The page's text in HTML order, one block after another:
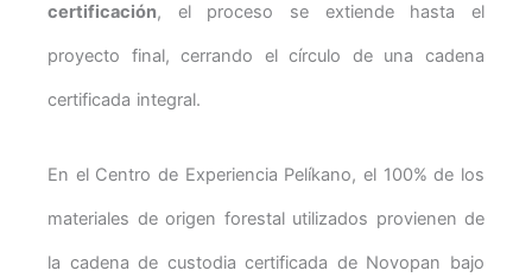
certificación, el proceso se extiende hasta el
proyecto final, cerrando el círculo de una cadena
certificada integral.
En el Centro de Experiencia Pelíkano, el 100% de los
materiales de origen forestal utilizados provienen de
la cadena de custodia certificada de Novopan bajo